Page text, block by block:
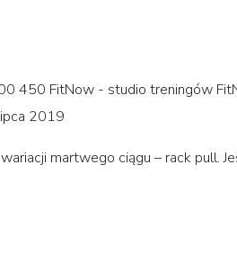
450 FitNow - studio treningów
2019
martwego ciągu – rack pull.